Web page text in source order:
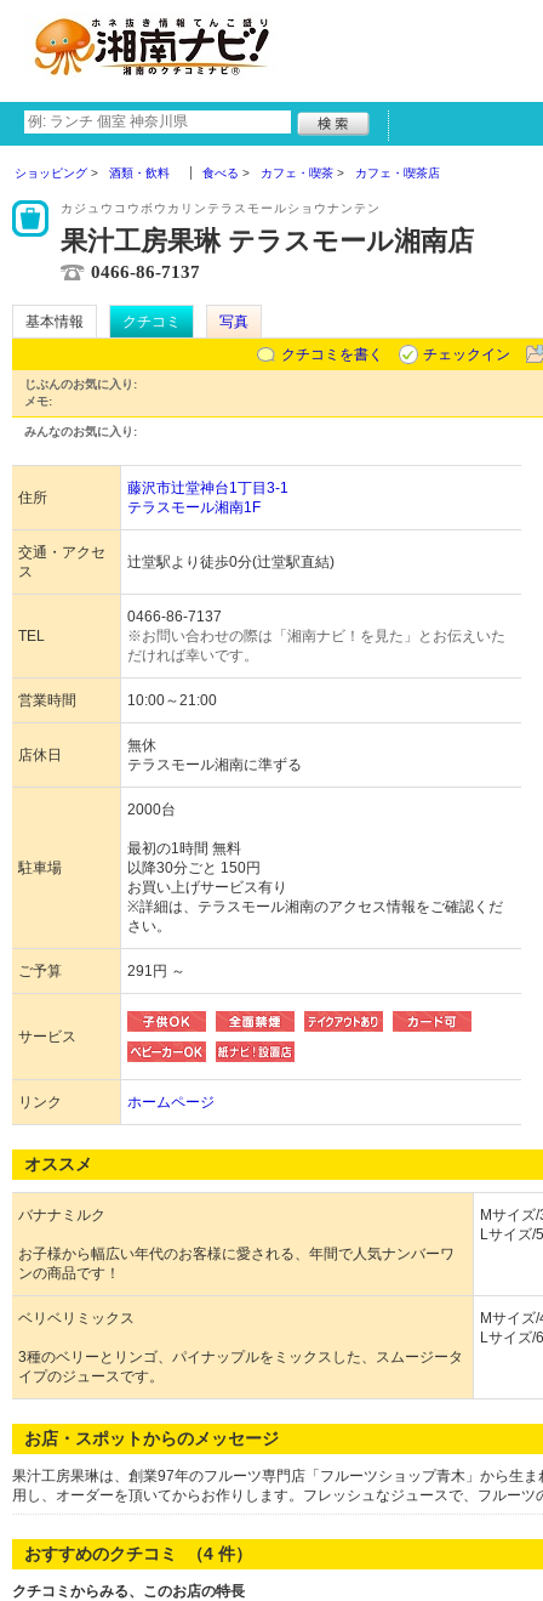
ショッピング 酒類・飲料 食べる カフェ・喫茶 カフェ・喫茶店
カジュウコウボウカリンテラスモールショウナンテン
果汁工房果琳 テラスモール湘南店
0466-86-7137
基本情報 クチコミ
写真
クチコミを書く
チェックイン
じぶんのお気に入り:
メモ:
みんなのお気に入り:
住所
藤沢市辻堂神台1丁目3-1
テラスモール湘南1F
交通・アクセ
ス
辻堂駅より徒歩0分(辻堂駅直結)
TEL
0466-86-7137
※お問い合わせの際は「湘南ナビ！を見た」とお伝えいた
だければ幸いです。
営業時間 10:00～21:00
店休日
無休
テラスモール湘南に準ずる
駐車場
2000台
最初の1時間 無料
以降30分ごと 150円
お買い上げサービス有り
※詳細は、テラスモール湘南のアクセス情報をご確認くだ
さい。
ご予算 291円 ～
サービス
リンク ホームページ
オススメ
バナナミルク
お子様から幅広い年代のお客様に愛される、年間で人気ナンバーワ
ンの商品です！
Mサイズ
Lサイズ/
ベリベリミックス
3種のベリーとリンゴ、パイナップルをミックスした、スムージータ
イプのジュースです。
Mサイズ
Lサイズ/
お店・スポットからのメッセージ
果汁工房果琳は、創業97年のフルーツ専門店「フルーツショップ青木」から生
用し、オーダーを頂いてからお作りします。フレッシュなジュースで、フルー
おすすめのクチコミ （4 件）
クチコミからみる、このお店の特長